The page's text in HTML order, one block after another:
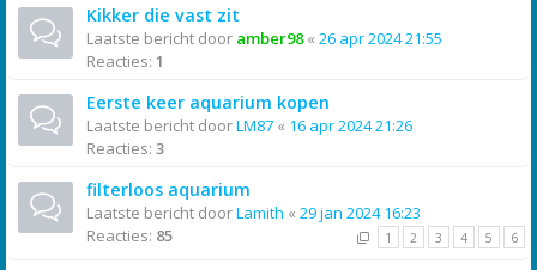
Kikker die vast zit
Laatste bericht door amber98« 26 apr 2024 21:55
Reacties: 1
Eerste keer aquarium kopen
Laatste bericht doorLM87 « 16 apr 2024 21:26
Reacties: 3
filterloos aquarium
Laatste bericht doorLamith « 29 jan 2024 16:23
Reacties: 85 1 2 3 4 5 6